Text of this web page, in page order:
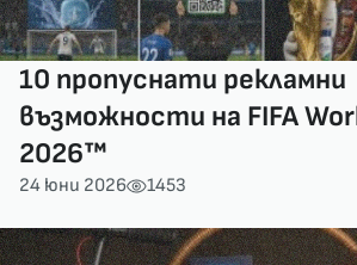
10 пропуснати рекламни
възможности на FIFA
2026™
24 юни 2026 1453